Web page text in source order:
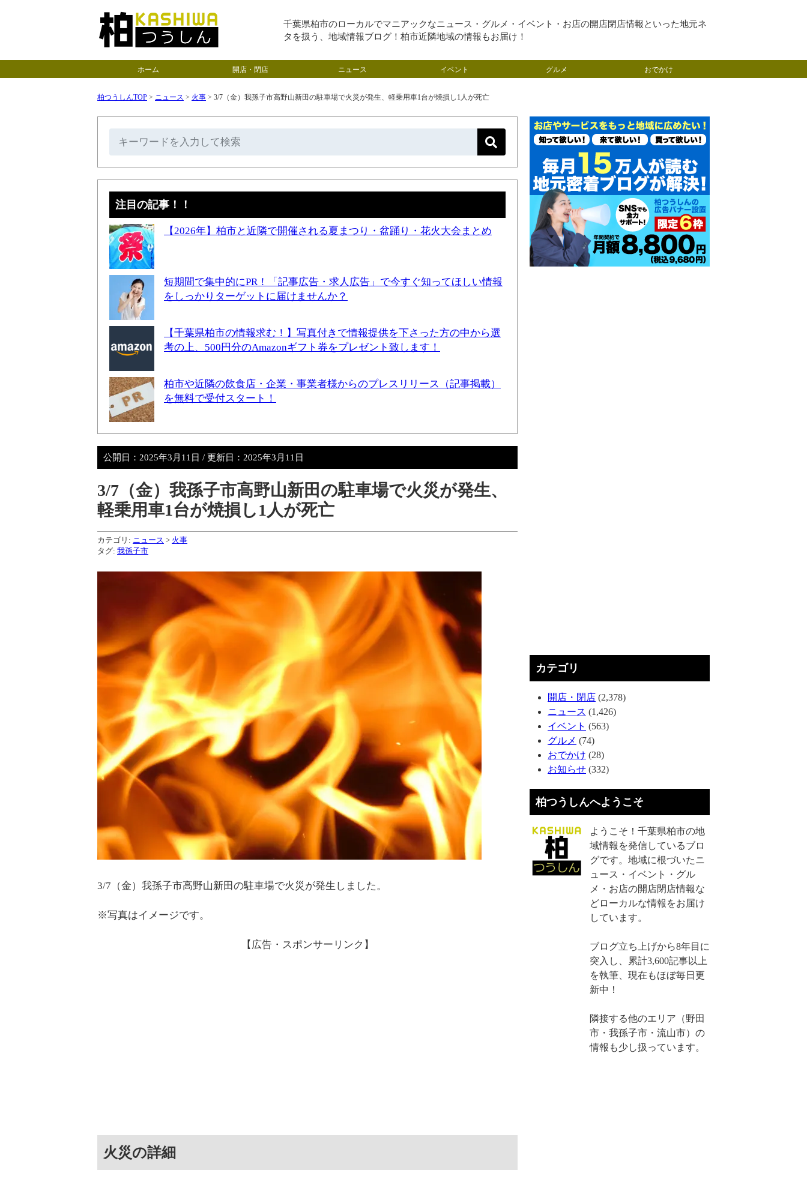
千葉県柏市のローカルでマニアックなニュース・グルメ・イベント・お店の開店閉店情報といった地元ネ
タを扱う、地域情報ブログ！柏市近隣地域の情報もお届け！
ホーム 開店・閉店 ニュース イベント グルメ おでかけ
柏つうしんTOP > ニュース > 火事 > 3/7（金）我孫子市高野山新田の駐車場で火災が発生、軽乗用車1台が焼損し1人が死亡
注目の記事！！
【2026年】柏市と近隣で開催される夏まつり・盆踊り・花火大会まとめ
短期間で集中的にPR！「記事広告・求人広告」で今すぐ知ってほしい情報
をしっかりターゲットに届けませんか？
【千葉県柏市の情報求む！】写真付きで情報提供を下さった方の中から選
考の上、500円分のAmazonギフト券をプレゼント致します！
柏市や近隣の飲食店・企業・事業者様からのプレスリリース（記事掲載）
を無料で受付スタート！
公開日： 2025年3月11日 / 更新日： 2025年3月11日
3/7（金）我孫子市高野山新田の駐車場で火災が発生、
軽乗用車1台が焼損し1人が死亡
カテゴリ: ニュース > 火事
タグ: 我孫子市
3/7（金）我孫子市高野山新田の駐車場で火災が発生しました。
※写真はイメージです。
【広告・スポンサーリンク】
火災の詳細
カテゴリ
開店・閉店 (2,378)
ニュース (1,426)
イベント (563)
グルメ (74)
おでかけ (28)
お知らせ (332)
柏つうしんへようこそ
ようこそ！千葉県柏市の地
域情報を発信しているブロ
グです。地域に根づいたニ
ュース・イベント・グル
メ・お店の開店閉店情報な
どローカルな情報をお届け
しています。
ブログ立ち上げから8年目に
突入し、累計3,600記事以上
を執筆、現在もほぼ毎日更
新中！
隣接する他のエリア（野田
市・我孫子市・流山市）の
情報も少し扱っています。